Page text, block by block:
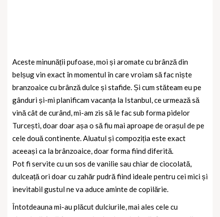
Aceste minunății pufoase, moi și aromate cu brânză din
belșug vin exact în momentul în care vroiam să fac niște
branzoaice cu brânză dulce și stafide. Și cum stăteam eu pe
gânduri și-mi planificam vacanța la Istanbul, ce urmează să
vină cât de curând, mi-am zis să le fac sub forma pidelor
Turcești, doar doar așa o să fiu mai aproape de orașul de pe
cele două continente. Aluatul și compoziția este exact
aceeași ca la brânzoaice, doar forma fiind diferită.
Pot fi servite cu un sos de vanilie sau chiar de ciocolată,
dulceață ori doar cu zahăr pudră fiind ideale pentru cei mici și
inevitabil gustul ne va aduce aminte de copilărie.
Întotdeauna mi-au plăcut dulciurile, mai ales cele cu